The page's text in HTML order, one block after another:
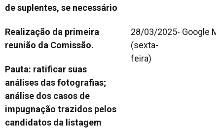
de suplentes, se necessário
Realização da primeira
reunião da Comissão.
Pauta: ratificar suas
análises das fotografias;
análise dos casos de
impugnação trazidos pelos
candidatos da listagem
28/03/2025
(sexta-
feira)
- Google